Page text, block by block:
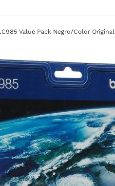
Value Pack Negro/Color Original